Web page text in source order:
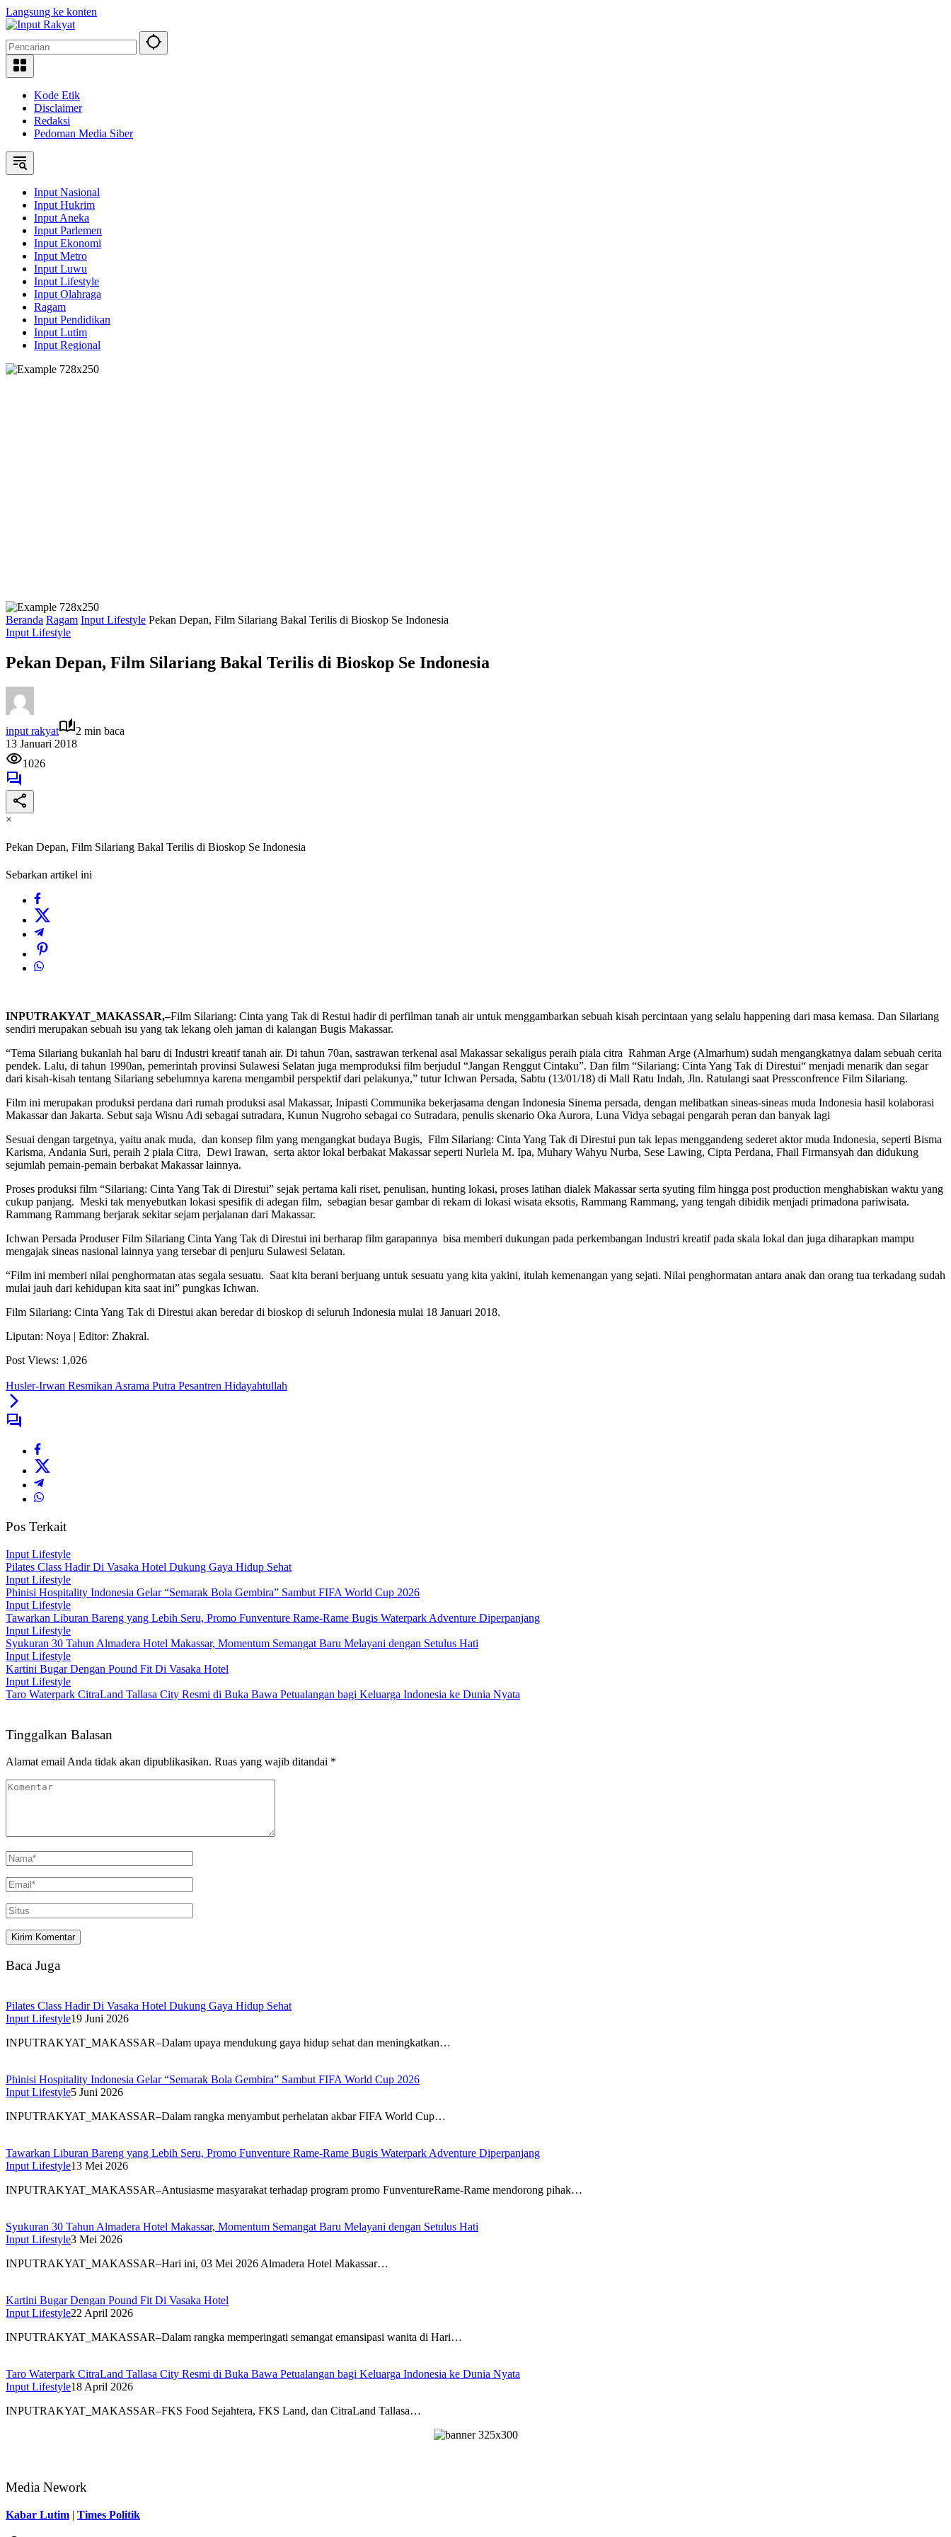
Langsung ke konten
Kode Etik
Disclaimer
Redaksi
Pedoman Media Siber
Input Nasional
Input Hukrim
Input Aneka
Input Parlemen
Input Ekonomi
Input Metro
Input Luwu
Input Lifestyle
Input Olahraga
Ragam
Input Pendidikan
Input Lutim
Input Regional
Beranda Ragam Input Lifestyle Pekan Depan, Film Silariang Bakal Terilis di Bioskop Se Indonesia
Input Lifestyle
Pekan Depan, Film Silariang Bakal Terilis di Bioskop Se Indonesia
input rakyat
2 min baca
13 Januari 2018
1026
×
Pekan Depan, Film Silariang Bakal Terilis di Bioskop Se Indonesia
Sebarkan artikel ini
INPUTRAKYAT_MAKASSAR,–Film Silariang: Cinta yang Tak di Restui hadir di perfilman tanah air untuk menggambarkan sebuah kisah percintaan yang selalu happening dari masa kemasa. Dan Silariang
sendiri merupakan sebuah isu yang tak lekang oleh jaman di kalangan Bugis Makassar.
“Tema Silariang bukanlah hal baru di Industri kreatif tanah air. Di tahun 70an, sastrawan terkenal asal Makassar sekaligus peraih piala citra Rahman Arge (Almarhum) sudah mengangkatnya dalam sebuah cerita
pendek. Lalu, di tahun 1990an, pemerintah provinsi Sulawesi Selatan juga memproduksi film berjudul “Jangan Renggut Cintaku”. Dan film “Silariang: Cinta Yang Tak di Direstui“ menjadi menarik dan segar
dari kisah-kisah tentang Silariang sebelumnya karena mengambil perspektif dari pelakunya,” tutur Ichwan Persada, Sabtu (13/01/18) di Mall Ratu Indah, Jln. Ratulangi saat Pressconfrence Film Silariang.
Film ini merupakan produksi perdana dari rumah produksi asal Makassar, Inipasti Communika bekerjasama dengan Indonesia Sinema persada, dengan melibatkan sineas-sineas muda Indonesia hasil kolaborasi
Makassar dan Jakarta. Sebut saja Wisnu Adi sebagai sutradara, Kunun Nugroho sebagai co Sutradara, penulis skenario Oka Aurora, Luna Vidya sebagai pengarah peran dan banyak lagi
Sesuai dengan targetnya, yaitu anak muda, dan konsep film yang mengangkat budaya Bugis, Film Silariang: Cinta Yang Tak di Direstui pun tak lepas menggandeng sederet aktor muda Indonesia, seperti Bisma
Karisma, Andania Suri, peraih 2 piala Citra, Dewi Irawan, serta aktor lokal berbakat Makassar seperti Nurlela M. Ipa, Muhary Wahyu Nurba, Sese Lawing, Cipta Perdana, Fhail Firmansyah dan didukung
sejumlah pemain-pemain berbakat Makassar lainnya.
Proses produksi film “Silariang: Cinta Yang Tak di Direstui” sejak pertama kali riset, penulisan, hunting lokasi, proses latihan dialek Makassar serta syuting film hingga post production menghabiskan waktu yang
cukup panjang. Meski tak menyebutkan lokasi spesifik di adegan film, sebagian besar gambar di rekam di lokasi wisata eksotis, Rammang Rammang, yang tengah dibidik menjadi primadona pariwisata.
Rammang Rammang berjarak sekitar sejam perjalanan dari Makassar.
Ichwan Persada Produser Film Silariang Cinta Yang Tak di Direstui ini berharap film garapannya bisa memberi dukungan pada perkembangan Industri kreatif pada skala lokal dan juga diharapkan mampu
mengajak sineas nasional lainnya yang tersebar di penjuru Sulawesi Selatan.
“Film ini memberi nilai penghormatan atas segala sesuatu. Saat kita berani berjuang untuk sesuatu yang kita yakini, itulah kemenangan yang sejati. Nilai penghormatan antara anak dan orang tua terkadang sudah
mulai jauh dari kehidupan kita saat ini” pungkas Ichwan.
Film Silariang: Cinta Yang Tak di Direstui akan beredar di bioskop di seluruh Indonesia mulai 18 Januari 2018.
Liputan: Noya | Editor: Zhakral.
Post Views: 1,026
Husler-Irwan Resmikan Asrama Putra Pesantren Hidayahtullah
Pos Terkait
Input Lifestyle
Pilates Class Hadir Di Vasaka Hotel Dukung Gaya Hidup Sehat
Input Lifestyle
Phinisi Hospitality Indonesia Gelar “Semarak Bola Gembira” Sambut FIFA World Cup 2026
Input Lifestyle
Tawarkan Liburan Bareng yang Lebih Seru, Promo Funventure Rame-Rame Bugis Waterpark Adventure Diperpanjang
Input Lifestyle
Syukuran 30 Tahun Almadera Hotel Makassar, Momentum Semangat Baru Melayani dengan Setulus Hati
Input Lifestyle
Kartini Bugar Dengan Pound Fit Di Vasaka Hotel
Input Lifestyle
Taro Waterpark CitraLand Tallasa City Resmi di Buka Bawa Petualangan bagi Keluarga Indonesia ke Dunia Nyata
Tinggalkan Balasan
Alamat email Anda tidak akan dipublikasikan. Ruas yang wajib ditandai *
Baca Juga
Pilates Class Hadir Di Vasaka Hotel Dukung Gaya Hidup Sehat
Input Lifestyle19 Juni 2026
INPUTRAKYAT_MAKASSAR–Dalam upaya mendukung gaya hidup sehat dan meningkatkan…
Phinisi Hospitality Indonesia Gelar “Semarak Bola Gembira” Sambut FIFA World Cup 2026
Input Lifestyle5 Juni 2026
INPUTRAKYAT_MAKASSAR–Dalam rangka menyambut perhelatan akbar FIFA World Cup…
Tawarkan Liburan Bareng yang Lebih Seru, Promo Funventure Rame-Rame Bugis Waterpark Adventure Diperpanjang
Input Lifestyle13 Mei 2026
INPUTRAKYAT_MAKASSAR–Antusiasme masyarakat terhadap program promo FunventureRame-Rame mendorong pihak…
Syukuran 30 Tahun Almadera Hotel Makassar, Momentum Semangat Baru Melayani dengan Setulus Hati
Input Lifestyle3 Mei 2026
INPUTRAKYAT_MAKASSAR–Hari ini, 03 Mei 2026 Almadera Hotel Makassar…
Kartini Bugar Dengan Pound Fit Di Vasaka Hotel
Input Lifestyle22 April 2026
INPUTRAKYAT_MAKASSAR–Dalam rangka memperingati semangat emansipasi wanita di Hari…
Taro Waterpark CitraLand Tallasa City Resmi di Buka Bawa Petualangan bagi Keluarga Indonesia ke Dunia Nyata
Input Lifestyle18 April 2026
INPUTRAKYAT_MAKASSAR–FKS Food Sejahtera, FKS Land, dan CitraLand Tallasa…
Media Nework
Kabar Lutim | Times Politik